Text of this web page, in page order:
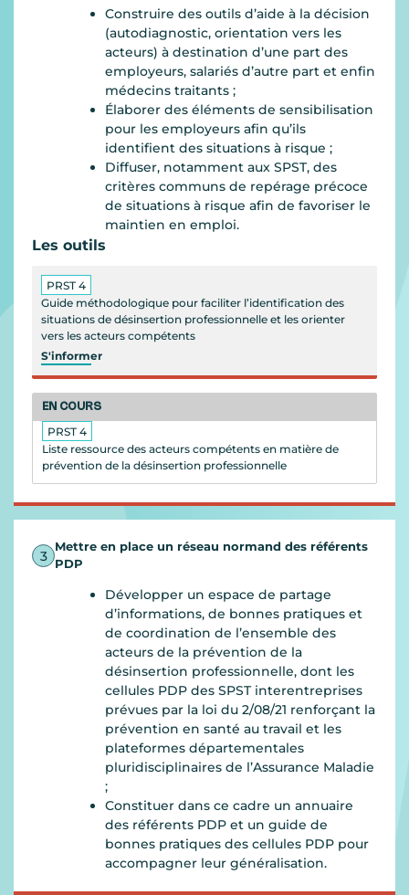
Construire des outils d’aide à la décision
(autodiagnostic, orientation vers les
acteurs) à destination d’une part des
employeurs, salariés d’autre part et enfin
médecins traitants ;
Élaborer des éléments de sensibilisation
pour les employeurs afin qu’ils
identifient des situations à risque ;
Diffuser, notamment aux SPST, des
critères communs de repérage précoce
de situations à risque afin de favoriser le
maintien en emploi.
Les outils
PRST 4
Guide méthodologique pour faciliter l’identification des
situations de désinsertion professionnelle et les orienter
vers les acteurs compétents
S'informer
EN COURS
PRST 4
Liste ressource des acteurs compétents en matière de
prévention de la désinsertion professionnelle
3
Mettre en place un réseau normand des référents
PDP
Développer un espace de partage
d’informations, de bonnes pratiques et
de coordination de l’ensemble des
acteurs de la prévention de la
désinsertion professionnelle, dont les
cellules PDP des SPST interentreprises
prévues par la loi du 2/08/21 renforçant la
prévention en santé au travail et les
plateformes départementales
pluridisciplinaires de l’Assurance Maladie
;
Constituer dans ce cadre un annuaire
des référents PDP et un guide de
bonnes pratiques des cellules PDP pour
accompagner leur généralisation.